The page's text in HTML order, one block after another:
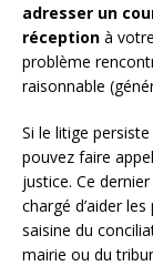
adresser un
réception à
problème
raisonnable
Si le litige
pouvez faire
justice. Ce
chargé d’aider
saisine du
mairie ou du